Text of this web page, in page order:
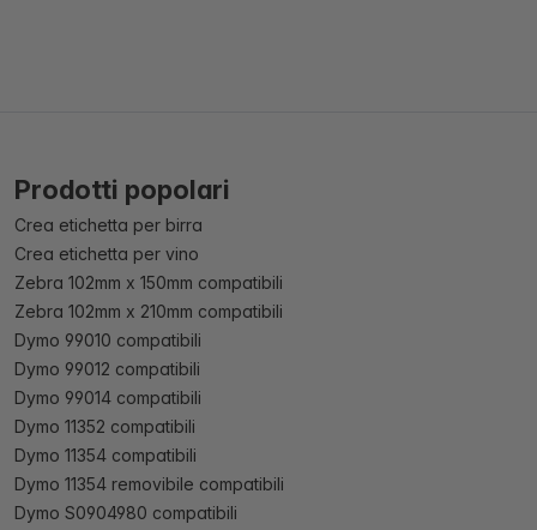
Prodotti popolari
Crea etichetta per birra
Crea etichetta per vino
Zebra 102mm x 150mm compatibili
Zebra 102mm x 210mm compatibili
Dymo 99010 compatibili
Dymo 99012 compatibili
Dymo 99014 compatibili
Dymo 11352 compatibili
Dymo 11354 compatibili
Dymo 11354 removibile compatibili
Dymo S0904980 compatibili